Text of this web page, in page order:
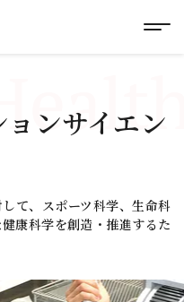
メ
ンサイエン
て、スポーツ科学、生命科
康科学を創造・推進するた